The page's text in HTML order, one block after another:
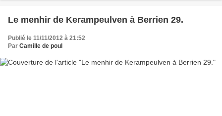
Le menhir de Kerampeulven à Berrien 29.
Publié le 11/11/2012 à 21:52
Par Camille de poul